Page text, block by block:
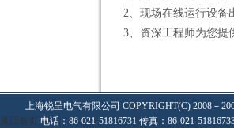
2、现场在线运行设备出
3、资深工程师为您提
上海锐呈电气有限公司 COPYRIGHT(C) 2008－
返回首页 电话：86-021-51816731 传真：86-021-